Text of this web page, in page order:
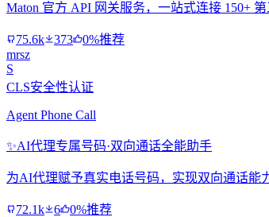
Maton 官方 API 网关服务，一站式连接 150+
75.6k 373
0%推荐
mrsz
S
CLS安全性认证
Agent Phone Call
✨AI代理专属号码·双向通话全能助手
为AI代理赋予真实电话号码，实现双向通话能
72.1k 6
0%推荐